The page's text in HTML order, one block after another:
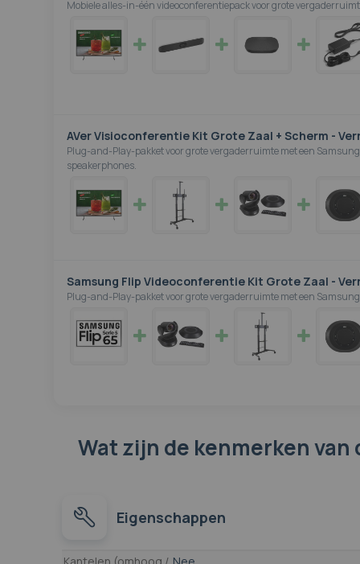
Mobiele alles-in-één videoconferentiepack voor grote
AVer Visioconferentie Kit Grote Zaal + Scherm -
Plug-and-Play-pakket voor grote vergaderruimte met een
speakerphones.
Samsung Flip Videoconferentie Kit Grote Zaal -
Plug-and-Play-pakket voor grote vergaderruimte met een
Wat zijn de kenmerkenvan
Eigenschappen
Eigenschappen
Kantelen (omhoog / Nee